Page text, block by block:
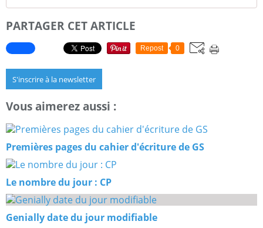
PARTAGER CET ARTICLE
Repost 0
S'inscrire à la newsletter
Vous aimerez aussi :
Premières pages du cahier d'écriture de GS
Le nombre du jour : CP
Genially date du jour modifiable